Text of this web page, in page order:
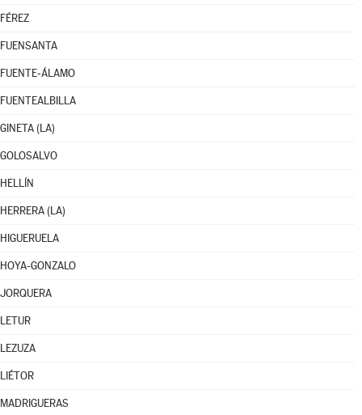
FÉREZ
FUENSANTA
FUENTE-ÁLAMO
FUENTEALBILLA
GINETA (LA)
GOLOSALVO
HELLÍN
HERRERA (LA)
HIGUERUELA
HOYA-GONZALO
JORQUERA
LETUR
LEZUZA
LIÉTOR
MADRIGUERAS